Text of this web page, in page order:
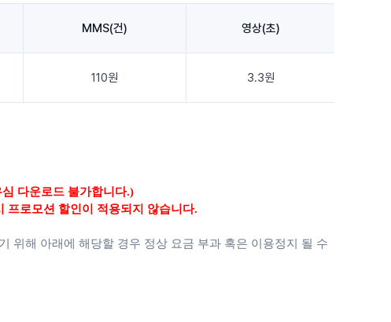
MMS(건) 영상(초)
110원 3.3원
다운로드 불가합니다.)
프로모션 할인이 적용되지 않습니다.
위해 아래에 해당할 경우 정상 요금 부과 혹은 이용정지 될 수